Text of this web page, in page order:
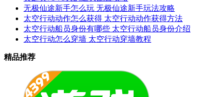
无极仙途新手怎么玩 无极仙途新手玩法攻略
太空行动动作怎么获得 太空行动动作获得方法
太空行动船员身份有哪些 太空行动船员身份介绍
太空行动怎么穿墙 太空行动穿墙教程
精品推荐